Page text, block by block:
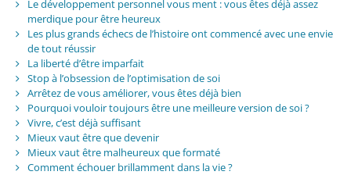
Le développement personnel vous ment : vous êtes déjà assez
merdique pour être heureux
Les plus grands échecs de l’histoire ont commencé avec une envie
de tout réussir
La liberté d’être imparfait
Stop à l’obsession de l’optimisation de soi
Arrêtez de vous améliorer, vous êtes déjà bien
Pourquoi vouloir toujours être une meilleure version de soi ?
Vivre, c’est déjà suffisant
Mieux vaut être que devenir
Mieux vaut être malheureux que formaté
Comment échouer brillamment dans la vie ?